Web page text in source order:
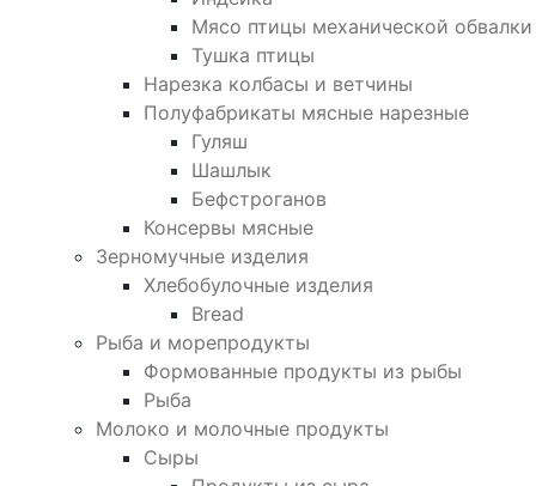
Мясо птицы механической обвалки
Тушка птицы
Нарезка колбасы и ветчины
Полуфабрикаты мясные нарезные
Гуляш
Шашлык
Бефстроганов
Консервы мясные
Зерномучные изделия
Хлебобулочные изделия
Bread
Рыба и морепродукты
Формованные продукты из рыбы
Рыба
Молоко и молочные продукты
Сыры